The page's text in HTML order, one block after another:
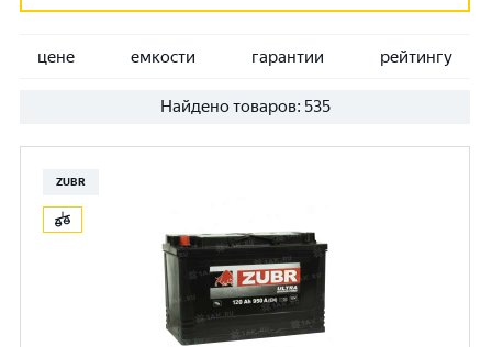
цене емкости гарантии рейтингу
Найдено товаров: 535
ZUBR